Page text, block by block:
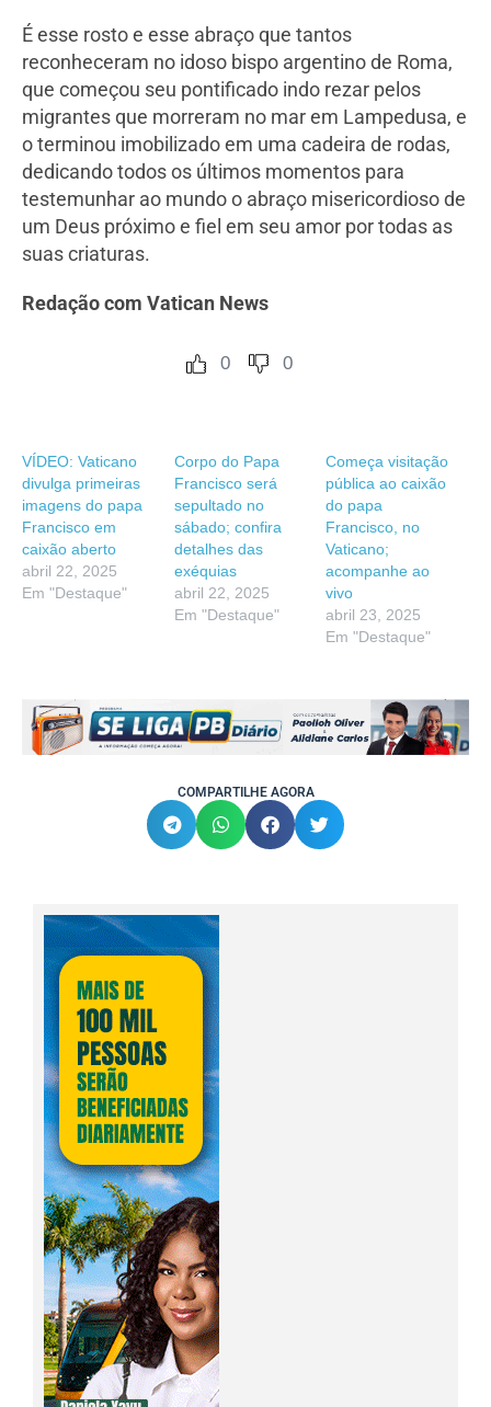
É esse rosto e esse abraço que tantos
reconheceram no idoso bispo argentino de Roma,
que começou seu pontificado indo rezar pelos
migrantes que morreram no mar em Lampedusa, e
o terminou imobilizado em uma cadeira de rodas,
dedicando todos os últimos momentos para
testemunhar ao mundo o abraço misericordioso de
um Deus próximo e fiel em seu amor por todas as
suas criaturas.
Redação com Vatican News
0 0
VÍDEO: Vaticano
divulga primeiras
imagens do papa
Francisco em
caixão aberto
abril 22, 2025
Em "Destaque"
Corpo do Papa
Francisco será
sepultado no
sábado; confira
detalhes das
exéquias
abril 22, 2025
Em "Destaque"
Começa visitação
pública ao caixão
do papa
Francisco, no
Vaticano;
acompanhe ao
vivo
abril 23, 2025
Em "Destaque"
COMPARTILHE AGORA